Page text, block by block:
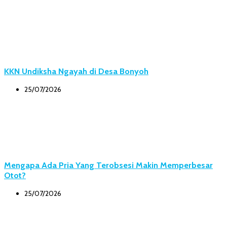
KKN Undiksha Ngayah di Desa Bonyoh
25/07/2026
Mengapa Ada Pria Yang Terobsesi Makin Memperbesar
Otot?
25/07/2026